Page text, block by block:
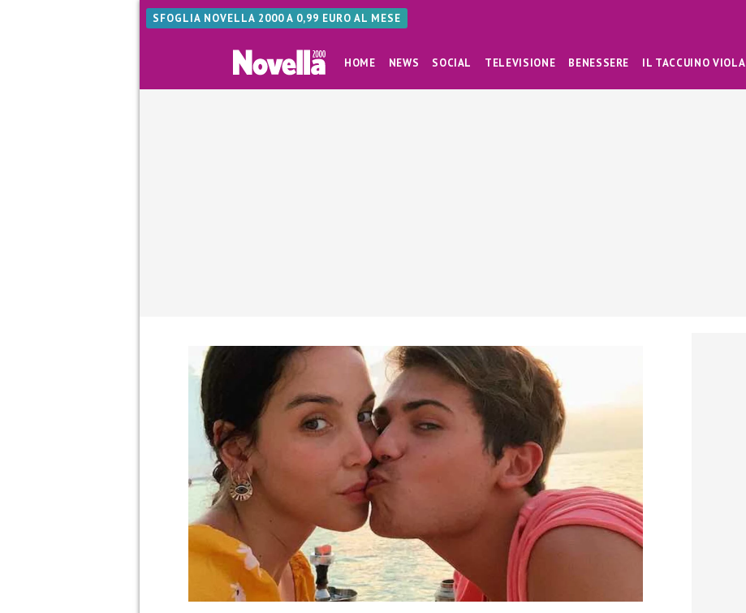
SFOGLIA NOVELLA 2000 A 0,99 EURO AL MESE
HOME NEWS SOCIAL TELEVISIONE BENESSERE IL TACCUINO VIOLA